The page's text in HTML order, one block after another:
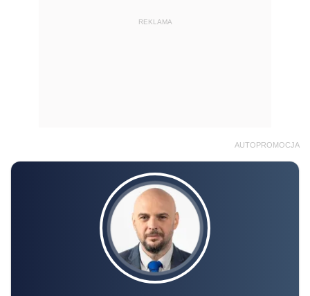
REKLAMA
AUTOPROMOCJA